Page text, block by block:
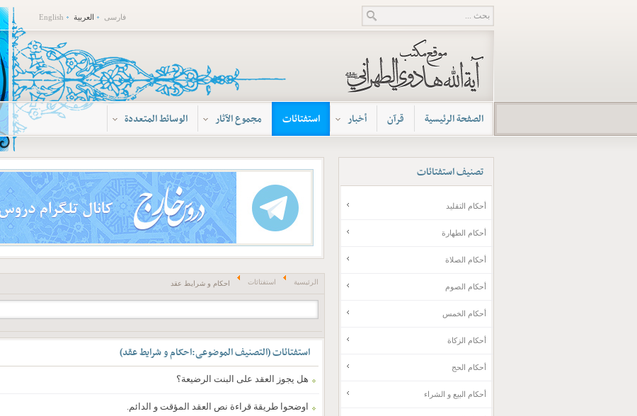
فارسی العربية English
الصفحة الرئيسية قرآن أخبار استفتائات مجموع الآثار الوسائط المتعددة
الرئيسية استفتائات احکام و شرایط عقد
استفتائات(التصنیف الموضوعی:احکام و شرایط عقد)
هل یجوز العقد على البنت الرضیعة؟
اوضحوا طریقة قراءة نص العقد المؤقت و الدائم.
تصنيفاستفتائات
أحكام التقليد
أحكام الطهارة
أحكام الصلاة
أحكام الصوم
أحکام الخمس
أحكام الزكاة
أحكام الحج
أحکام البيع و الشراء